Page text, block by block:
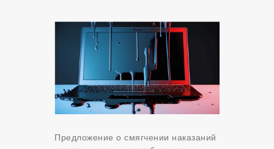
Предложение о смягчении наказаний